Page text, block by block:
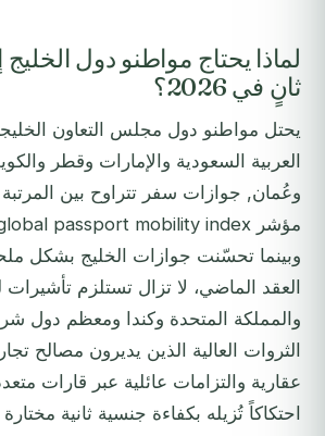
لماذا يحتاج مواطنو دول
ثانٍ في 2026؟
يحتل مواطنو دول مجلس التعاون
العربية السعودية والإمارات وقطر
وبينما تحسّنت جوازات الخليج بشكل
العقد الماضي، لا تزال تستلزم
والمملكة المتحدة وكندا ومعظم دول
الثروات العالية الذين يديرون مصالح
عقارية والتزامات عائلية عبر قارات
احتكاكاً تُزيله بكفاءة جنسية ثانية مختارة